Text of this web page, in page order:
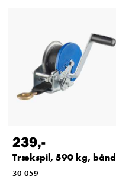
239,-
Trækspil, 590 kg, bånd
30-059